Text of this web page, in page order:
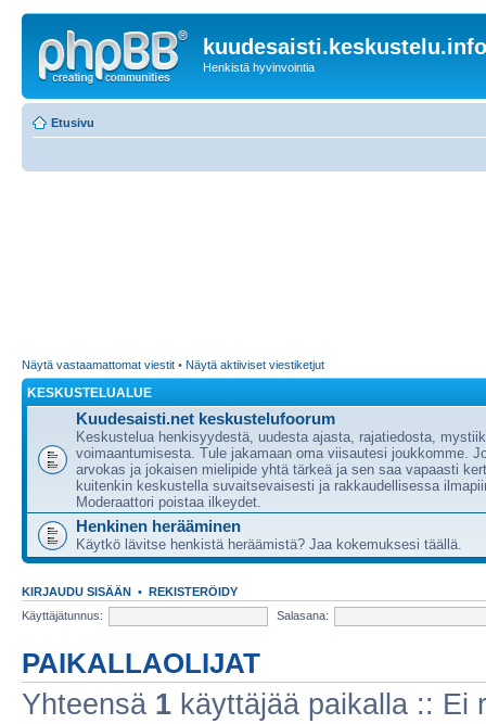
kuudesaisti.keskustelu.info
Henkistä hyvinvointia
Etusivu
Näytä vastaamattomat viestit • Näytä aktiiviset viestiketjut
KESKUSTELUALUE
Kuudesaisti.net keskustelufoorum
Keskustelua henkisyydestä, uudesta ajasta, rajatiedosta,
voimaantumisesta. Tule jakamaan oma viisautesi joukkomme.
arvokas ja jokaisen mielipide yhtä tärkeä ja sen saa vapaasti
kuitenkin keskustella suvaitsevaisesti ja rakkaudellisessa
Moderaattori poistaa ilkeydet.
Henkinen herääminen
Käytkö lävitse henkistä heräämistä? Jaa kokemuksesi täällä.
KIRJAUDU SISÄÄN • REKISTERÖIDY
Käyttäjätunnus:
Salasana:
PAIKALLAOLIJAT
Yhteensä 1 käyttäjää paikalla :: Ei